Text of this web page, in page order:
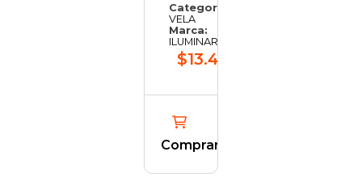
Categoría:
VELA
Marca:
ILUMINARTE
$13.407,16
Comprar